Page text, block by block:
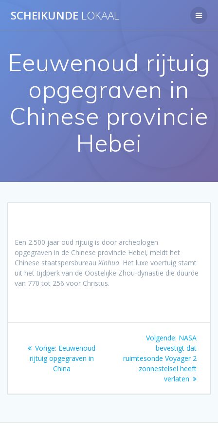
naar
SCHEIKUNDE LOKAAL
Eeuwenoud rijtuig
opgegraven in
Chinese provincie
Hebei
Een 2.500 jaar oud rijtuig is door archeologen
opgegraven in de Chinese provincie Hebei, meldt het
Chinese staatspersbureauXinhua. Het luxe voertuig stamt
uit het tijdperk van de Oostelijke Zhou-dynastie die duurde
van 770 tot 256 voor Christus.
navigatie
Vorige: Vorig
bericht:
Eeuwenoud
rijtuig opgegraven in
China
Volgende: Volgend
bericht:
NASA
bevestigt dat
ruimtesonde Voyager 2
zonnestelsel heeft
verlaten